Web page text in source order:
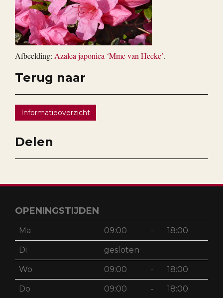
Afbeelding: Azalea japonica ‘Mme van Hecke’.
Terug naar
Informatieoverzicht
Delen
OPENINGSTIJDEN
Ma 09:00 - 18:00
Di gesloten
Wo 09:00 - 18:00
Do 09:00 - 18:00